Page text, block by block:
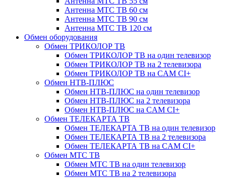
Антенна МТС ТВ 60 см
Антенна МТС ТВ 90 см
Антенна МТС ТВ 120 см
Обмен оборудования
Обмен ТРИКОЛОР ТВ
Обмен ТРИКОЛОР ТВ на один телевизор
Обмен ТРИКОЛОР ТВ на 2 телевизора
Обмен ТРИКОЛОР ТВ на CAM CI+
Обмен НТВ-ПЛЮС
Обмен НТВ-ПЛЮС на один телевизор
Обмен НТВ-ПЛЮС на 2 телевизора
Обмен НТВ-ПЛЮС на CAM CI+
Обмен ТЕЛЕКАРТА ТВ
Обмен ТЕЛЕКАРТА ТВ на один телевизор
Обмен ТЕЛЕКАРТА ТВ на 2 телевизора
Обмен ТЕЛЕКАРТА ТВ на CAM CI+
Обмен МТС ТВ
Обмен МТС ТВ на один телевизор
Обмен МТС ТВ на 2 телевизора